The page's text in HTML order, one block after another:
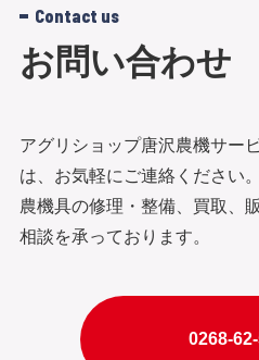
Contact us
お問い合わせ
アグリショップ唐沢農機サー
は、お気軽にご連絡ください。
農機具の修理・整備、買取、
相談を承っております。
0268-